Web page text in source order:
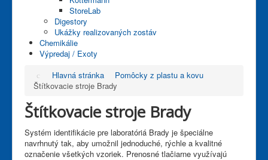
StoreLab
Digestory
Ukážky realizovaných zostáv
Chemikálie
Výpredaj / Exoty
Hlavná stránka
Pomôcky z plastu a kovu
Štítkovacie stroje Brady
Štítkovacie stroje Brady
Systém identifikácie pre laboratóriá Brady je špeciálne
navrhnutý tak, aby umožnil jednoduché, rýchle a kvalitné
označenie všetkých vzoriek. Prenosné tlačiarne využívajú